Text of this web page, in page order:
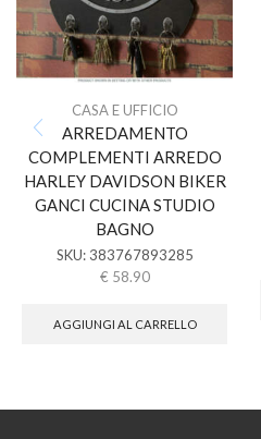
CASA E UFFICIO
ARREDAMENTO
COMPLEMENTI ARREDO
HARLEY DAVIDSON BIKER
GANCI CUCINA STUDIO
BAGNO
SKU: 383767893285
€ 58.90
AGGIUNGI AL CARRELLO